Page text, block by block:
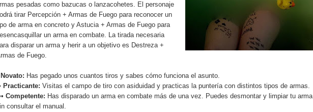
pesadas como bazucas o lanzacohetes. El personaje
tirar Percepción + Armas de Fuego para reconocer un
de arma en concreto y Astucia + Armas de Fuego para
un arma en combate. La tirada necesaria
disparar un arma y herir a un objetivo es Destreza +
de Fuego.
Novato: Has pegado unos cuantos tiros y sabes cómo funciona el asunto.
Practicante: Visitas el campo de tiro con asiduidad y practicas la puntería con distintos tipos de armas.
Competente: Has disparado un arma en combate más de una vez. Puedes desmontar y limpiar tu arma
consultar el manual.